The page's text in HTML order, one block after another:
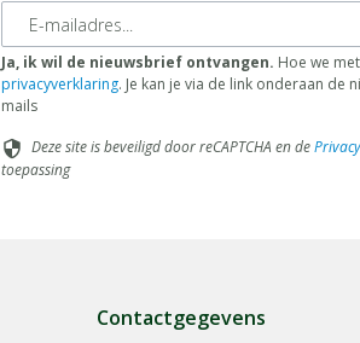
E-mailadres
Ja, ik wil de nieuwsbrief ontvangen. Hoe we
privacyverklaring. Je kan je via de link onderaan
mails
security Deze site is beveiligd door reCAPTCHA en de
toepassing
Contactgegevens